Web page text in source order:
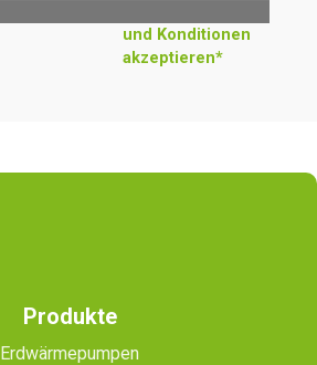
und Konditionen
akzeptieren*
Produkte
Erdwärmepumpen